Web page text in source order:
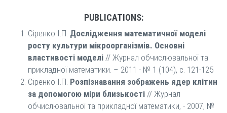
PUBLICATIONS:
Сіренко І.П. Дослідження математичної моделі
росту культури мікроорганізмів. Основні
властивості моделі // Журнал обчислювальної та
прикладної математики. – 2011 - № 1 (104), с. 121-125
Сіренко І.П. Розпізнавання зображень ядер клітин
за допомогою міри близькості // Журнал
обчислювальної та прикладної математики, - 2007, №